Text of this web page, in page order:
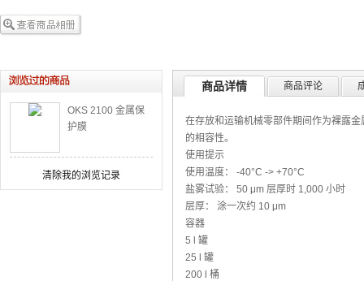
OKS 2100 金属保
护膜
清除我的浏览记录
商品详情 商品评论
在存放和运输机械零部件期间作为裸露
的相容性。
使用提示
使用温度： -40°C -> +70°C
盐雾试验： 50 μm 层厚时 1,000 小时
层厚： 涂一次约 10 μm
容器
5 l 罐
25 l 罐
200 l 桶